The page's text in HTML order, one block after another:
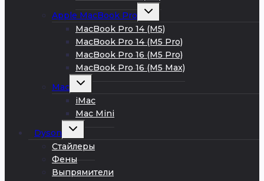
Apple MacBook Pro
Развернуть
меню
MacBook Pro 14 (M5)
MacBook Pro 14 (M5 Pro)
MacBook Pro 16 (M5 Pro)
MacBook Pro 16 (M5 Max)
Mac
Развернуть
меню
iMac
Mac Mini
Dyson
Развернуть
меню
Стайлеры
Фены
Выпрямители